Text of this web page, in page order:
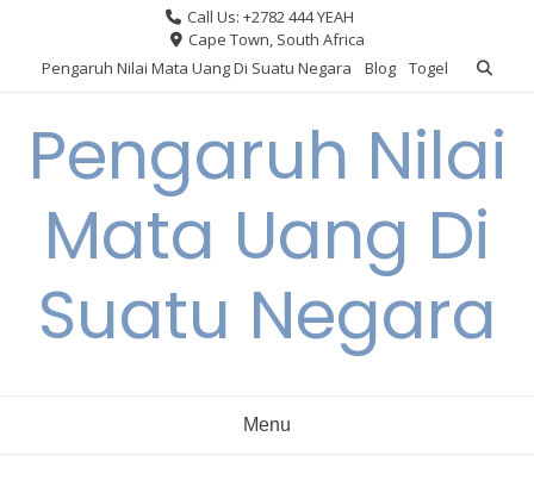
content
Call Us: +2782 444 YEAH
Cape Town, South Africa
Pengaruh Nilai Mata Uang Di Suatu Negara
Blog Togel
Pengaruh Nilai
Mata Uang Di
Suatu Negara
Menu